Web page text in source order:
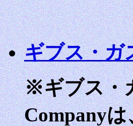
ギブス・ガ
※ギブス・
Company